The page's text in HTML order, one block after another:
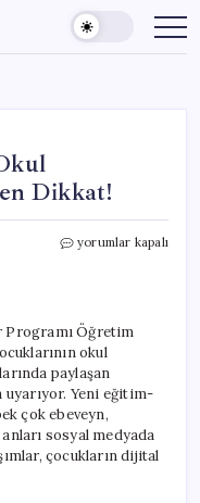
Dikkat!
Velilere
Paylaşırken
Dikkat!
için
yorumlar kapalı
Öğretim
okul
paylaşan
Yeni eğitim-
çok ebeveyn,
sosyal medyada
çocukların dijital